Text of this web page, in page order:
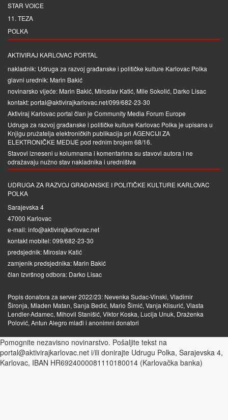
STAR VOICE
11. TEZA
POLKA
AKTIVIRAJ KARLOVAC PORTAL
nakladnik: Udruga za razvoj građanske i političke kulture Karlovac Polka
glavni urednik: Marin Bakić
novinarsko vijeće: Marin Bakić, Miroslav Katić, Mile Sokolić, Darko Lisac
kontakt: portal@aktivirajkarlovac.net/099/682-23-30
Aktiviraj Karlovac portal član je Community Media Forum Europe
Udruga za razvoj građanske i političke kulture Karlovac Polka je upisana u
Knjigu pružatelja elektroničkih publikacija pri AGENCIJI ZA
ELEKTRONIČKE MEDIJEpod rednim brojem 68/16.
Stavovi izneseni u kolumnama i komentarima su stavovi autora i ne
odražavaju nužno stav nakladnika i uredništva
UDRUGA ZA RAZVOJ GRAĐANSKE I POLITIČKE KULTURE KARLOVAC
POLKA
Sarajevska 4
47000 Karlovac
e-mail: info@aktivirajkarlovac.net
kontakt mobitel: 099/682-23-30
predsjednik: Miroslav Katić
zamjenik predsjednika: Marin Bakić
član Izvršnog odbora: Darko Lisac
Popis donatora za server 2022/23: Nevenka Sudac-Vinski, Vladimir
Šironja, Mladen Matan, Sanja Bedić, Mario Šimić, Vanja Klisurić, Vlasta
Lendler-Adamec, Mihovil Stanišić, Viktor Koska, Lucija Unuk, Draženka
Polović, Antun Alegro mlađi i anonimni donatori
Pomognite nezavisno novinarstvo. Pošaljite tekst na
portal@aktivirajkarlovac.net i/ili donirajte Udrugu Polka, Sarajevska 4,
Karlovac, IBAN HR6924000081110180014 (Karlovačka banka)